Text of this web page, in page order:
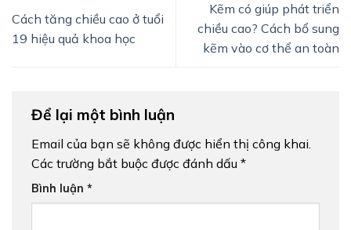
Cách tăng chiều cao ở tuổi
19 hiệu quả khoa học
Kẽm có giúp phát triển
chiều cao? Cách bổ sung
kẽm vào cơ thể an toàn
Để lại một bình luận
Email của bạn sẽ không được hiển thị công khai.
Các trường bắt buộc được đánh dấu *
Bình luận *